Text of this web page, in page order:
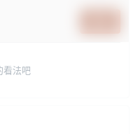
看法吧